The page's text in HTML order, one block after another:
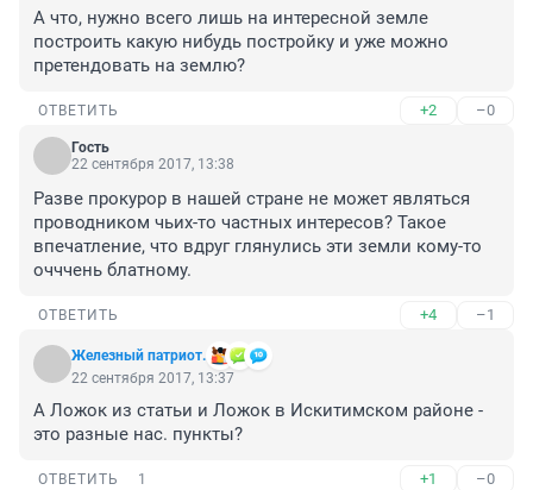
А что, нужно всего лишь на интересной земле
построить какую нибудь постройку и уже можно
претендовать на землю?
ОТВЕТИТЬ +2 –0
Гость
22 сентября 2017, 13:38
Разве прокурор в нашей стране не может являться
проводником чьих-то частных интересов? Такое
впечатление, что вдруг глянулись эти земли кому-то
очччень блатному.
ОТВЕТИТЬ +4 –1
Железный патриот.
22 сентября 2017, 13:37
А Ложок из статьи и Ложок в Искитимском районе -
это разные нас. пункты?
ОТВЕТИТЬ 1 +1 –0